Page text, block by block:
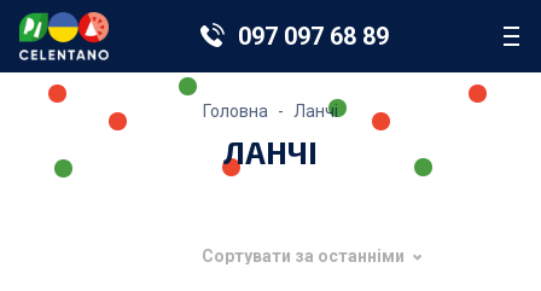
097 097 68 89
Головна Ланчі
ЛАНЧІ
Сортувати за останніми